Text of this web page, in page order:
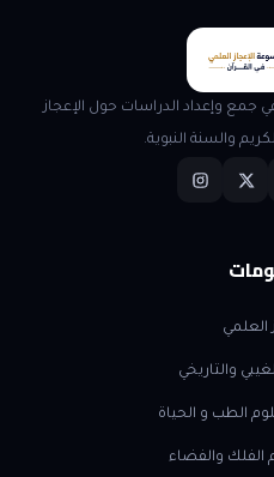
وإعداد الدراسات حول الإعجاز
والسنة النبوية.
العلمي
والتاريخي
الطب و الحياة
الفلك والفضاء